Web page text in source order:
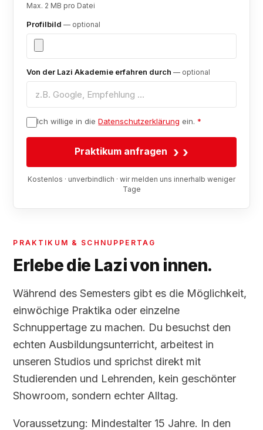
Max. 2 MB pro Datei
Profilbild— optional
Von der Lazi Akademie erfahren durch— optional
Ich willige in die Datenschutzerklärung ein. *
Praktikum anfragen ›
Kostenlos · unverbindlich · wir melden uns innerhalb weniger
Tage
PRAKTIKUM & SCHNUPPERTAG
Erlebe die Lazi von innen.
Während des Semesters gibt es die Möglichkeit,
einwöchige Praktika oder einzelne
Schnuppertage zu machen. Du besuchst den
echten Ausbildungsunterricht, arbeitest in
unseren Studios und sprichst direkt mit
Studierenden und Lehrenden, kein geschönter
Showroom, sondern echter Alltag.
Voraussetzung: Mindestalter 15 Jahre. In den